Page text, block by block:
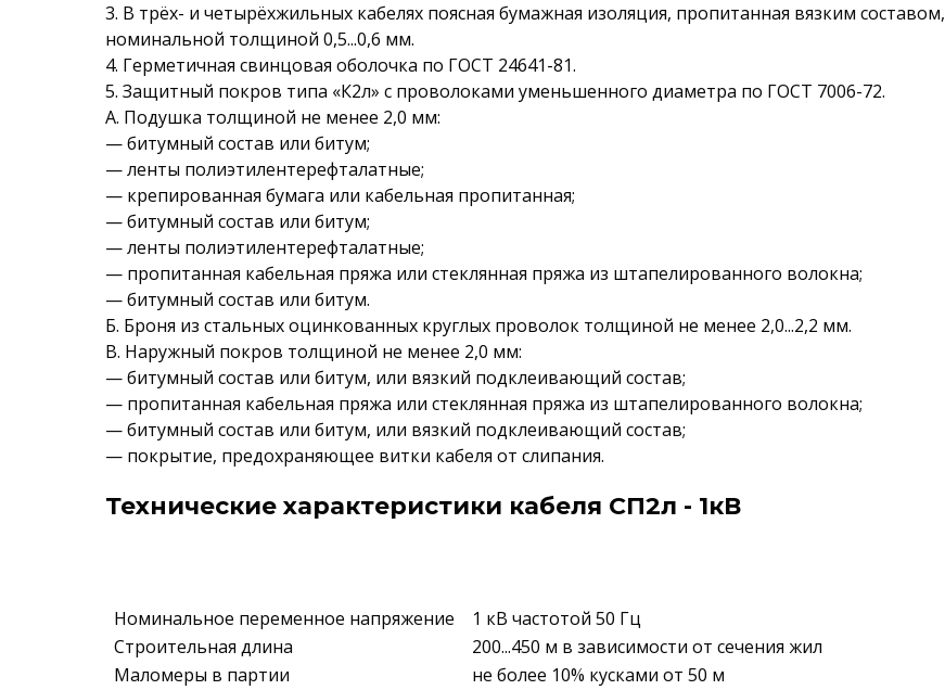
3. В трёх- и четырёхжильных кабелях поясная бумажная изоляция, пропитанная вязким составом,
номинальной толщиной 0,5...0,6 мм.
4. Герметичная свинцовая оболочка по ГОСТ 24641-81.
5. Защитный покров типа «К2л» с проволоками уменьшенного диаметра по ГОСТ 7006-72.
А. Подушка толщиной не менее 2,0 мм:
— битумный состав или битум;
— ленты полиэтилентерефталатные;
— крепированная бумага или кабельная пропитанная;
— битумный состав или битум;
— ленты полиэтилентерефталатные;
— пропитанная кабельная пряжа или стеклянная пряжа из штапелированного волокна;
— битумный состав или битум.
Б. Броня из стальных оцинкованных круглых проволок толщиной не менее 2,0...2,2 мм.
В. Наружный покров толщиной не менее 2,0 мм:
— битумный состав или битум, или вязкий подклеивающий состав;
— пропитанная кабельная пряжа или стеклянная пряжа из штапелированного волокна;
— битумный состав или битум, или вязкий подклеивающий состав;
— покрытие, предохраняющее витки кабеля от слипания.
Технические характеристики кабеля СП2л - 1кВ
Номинальное переменное напряжение
1 кВ частотой 50 Гц
Строительная длина
200...450 м в зависимости от сечения жил
Маломеры в партии
не более 10% кусками от 50 м